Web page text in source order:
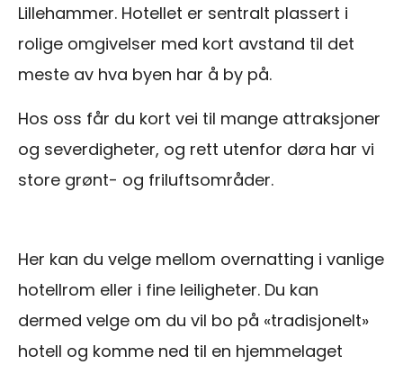
Lillehammer. Hotellet er sentralt plassert i
rolige omgivelser med kort avstand til det
meste av hva byen har å by på.
Hos oss får du kort vei til mange attraksjoner
og severdigheter, og rett utenfor døra har vi
store grønt- og friluftsområder.
Her kan du velge mellom overnatting i vanlige
hotellrom eller i fine leiligheter. Du kan
dermed velge om du vil bo på «tradisjonelt»
hotell og komme ned til en hjemmelaget